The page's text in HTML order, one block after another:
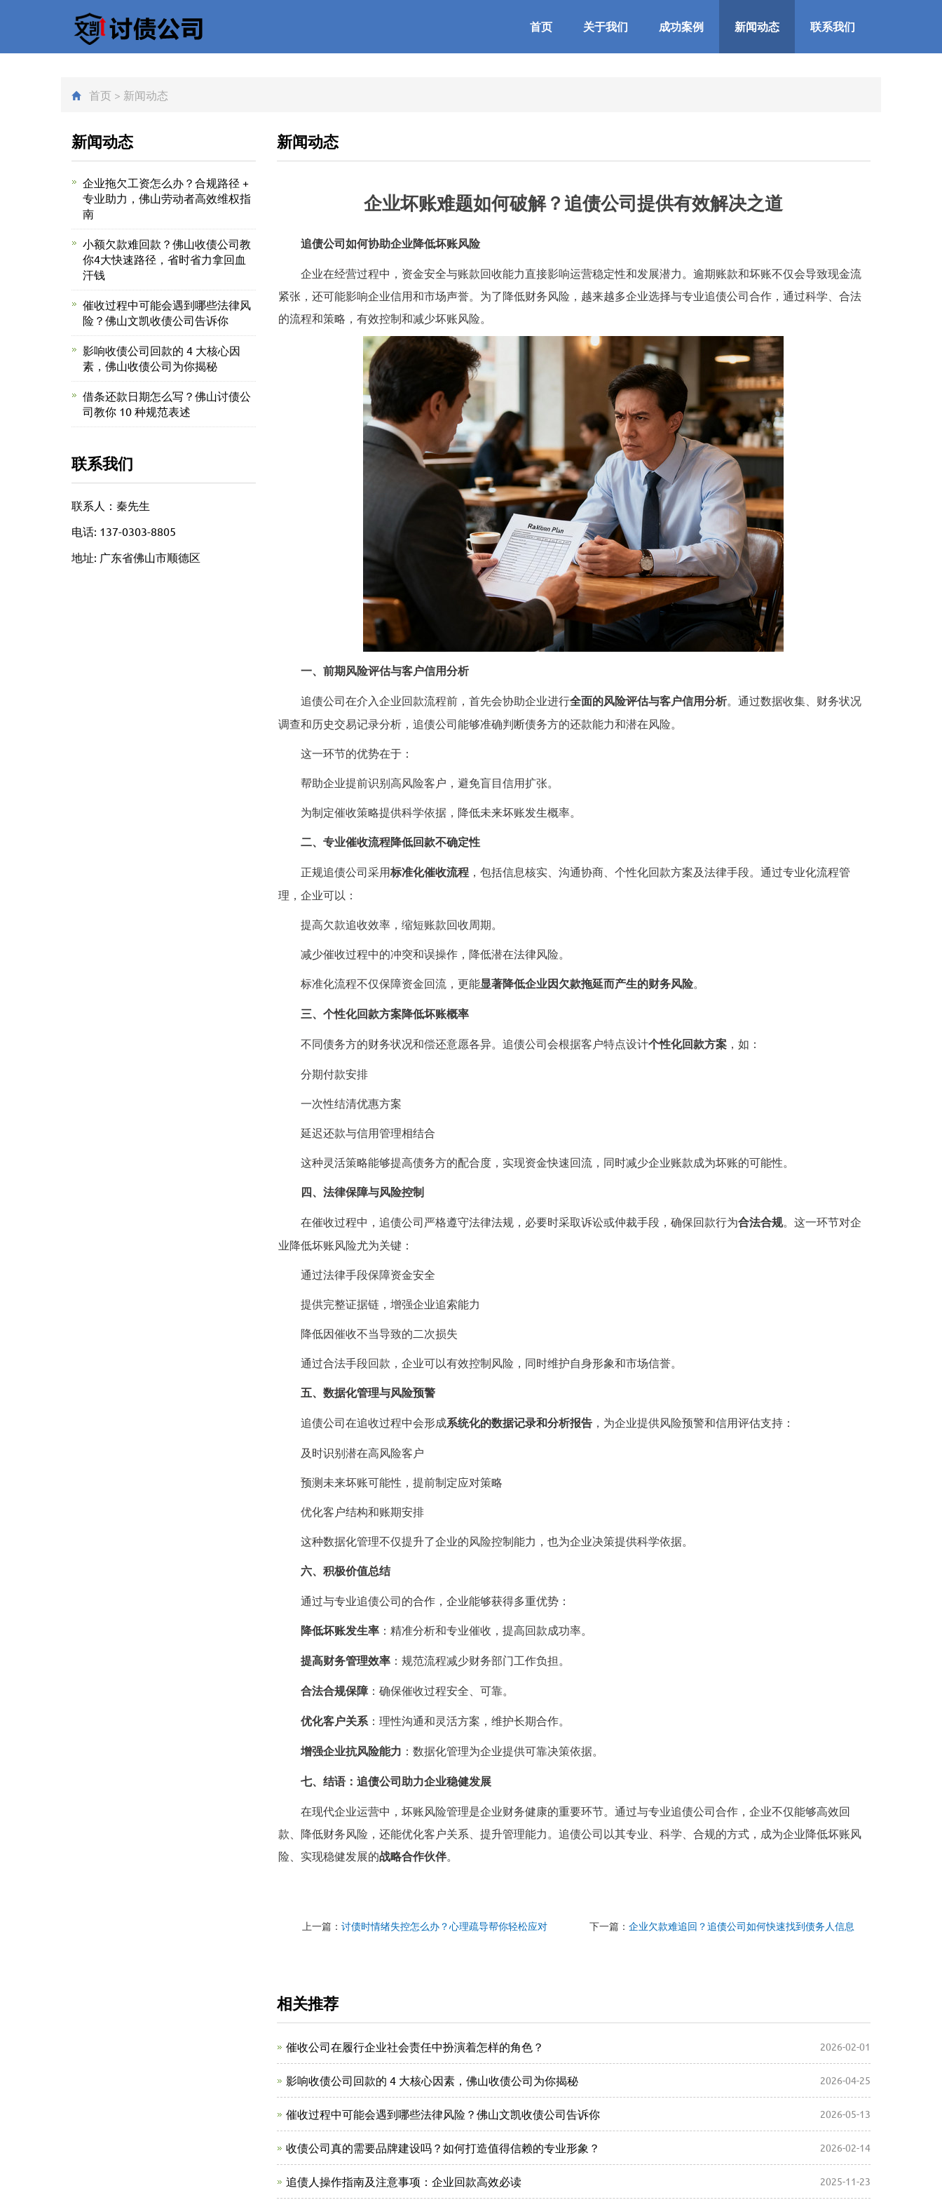
首页 关于我们 成功案例 新闻动态 联系我们
首页 > 新闻动态
新闻动态
企业坏账难题如何破解？追债公司提供有效解决之道
追债公司如何协助企业降低坏账风险
企业在经营过程中，资金安全与账款回收能力直接影响运营稳定性和发展潜力。逾期账款和坏账不仅会导致现金流
紧张，还可能影响企业信用和市场声誉。为了降低财务风险，越来越多企业选择与专业追债公司合作，通过科学、合法
的流程和策略，有效控制和减少坏账风险。
一、前期风险评估与客户信用分析
追债公司在介入企业回款流程前，首先会协助企业进行全面的风险评估与客户信用分析。通过数据收集、财务状况
调查和历史交易记录分析，追债公司能够准确判断债务方的还款能力和潜在风险。
这一环节的优势在于：
帮助企业提前识别高风险客户，避免盲目信用扩张。
为制定催收策略提供科学依据，降低未来坏账发生概率。
二、专业催收流程降低回款不确定性
正规追债公司采用标准化催收流程，包括信息核实、沟通协商、个性化回款方案及法律手段。通过专业化流程管
理，企业可以：
提高欠款追收效率，缩短账款回收周期。
减少催收过程中的冲突和误操作，降低潜在法律风险。
标准化流程不仅保障资金回流，更能显著降低企业因欠款拖延而产生的财务风险。
三、个性化回款方案降低坏账概率
不同债务方的财务状况和偿还意愿各异。追债公司会根据客户特点设计个性化回款方案，如：
分期付款安排
一次性结清优惠方案
延迟还款与信用管理相结合
这种灵活策略能够提高债务方的配合度，实现资金快速回流，同时减少企业账款成为坏账的可能性。
四、法律保障与风险控制
在催收过程中，追债公司严格遵守法律法规，必要时采取诉讼或仲裁手段，确保回款行为合法合规。这一环节对企
业降低坏账风险尤为关键：
通过法律手段保障资金安全
提供完整证据链，增强企业追索能力
降低因催收不当导致的二次损失
通过合法手段回款，企业可以有效控制风险，同时维护自身形象和市场信誉。
五、数据化管理与风险预警
追债公司在追收过程中会形成系统化的数据记录和分析报告，为企业提供风险预警和信用评估支持：
及时识别潜在高风险客户
预测未来坏账可能性，提前制定应对策略
优化客户结构和账期安排
这种数据化管理不仅提升了企业的风险控制能力，也为企业决策提供科学依据。
六、积极价值总结
通过与专业追债公司的合作，企业能够获得多重优势：
降低坏账发生率：精准分析和专业催收，提高回款成功率。
提高财务管理效率：规范流程减少财务部门工作负担。
合法合规保障：确保催收过程安全、可靠。
优化客户关系：理性沟通和灵活方案，维护长期合作。
增强企业抗风险能力 ：数据化管理为企业提供可靠决策依据。
七、结语：追债公司助力企业稳健发展
在现代企业运营中，坏账风险管理是企业财务健康的重要环节。通过与专业追债公司合作，企业不仅能够高效回
款、降低财务风险，还能优化客户关系、提升管理能力。追债公司以其专业、科学、合规的方式，成为企业降低坏账风
险、实现稳健发展的战略合作伙伴。
上一篇：讨债时情绪失控怎么办？心理疏导帮你轻松应对 下一篇：企业欠款难追回？追债公司如何快速找到债务人信息
相关推荐
催收公司在履行企业社会责任中扮演着怎样的角色？ 2026-02-01
影响收债公司回款的 4 大核心因素，佛山收债公司为你揭秘 2026-04-25
催收过程中可能会遇到哪些法律风险？佛山文凯收债公司告诉你 2026-05-13
收债公司真的需要品牌建设吗？如何打造值得信赖的专业形象？ 2026-02-14
追债人操作指南及注意事项：企业回款高效必读 2025-11-23
新闻动态
企业拖欠工资怎么办？合规路径 +
专业助力，佛山劳动者高效维权指
南
小额欠款难回款？佛山收债公司教
你4大快速路径，省时省力拿回血
汗钱
催收过程中可能会遇到哪些法律风
险？佛山文凯收债公司告诉你
影响收债公司回款的 4 大核心因
素，佛山收债公司为你揭秘
借条还款日期怎么写？佛山讨债公
司教你 10 种规范表述
联系我们
联系人：秦先生
电话: 137-0303-8805
地址: 广东省佛山市顺德区